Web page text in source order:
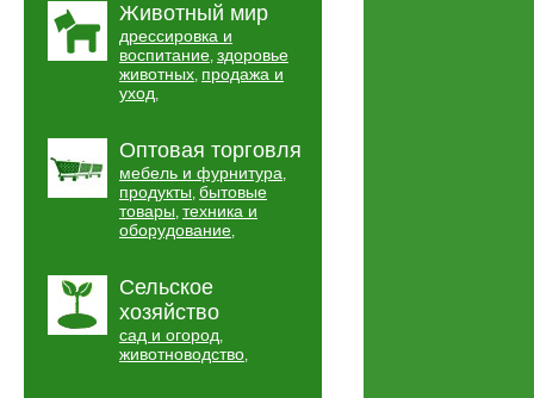
Животный мир
дрессировка и
воспитание, здоровье
животных, продажа и
уход,
Оптовая торговля
мебель и фурнитура,
продукты, бытовые
товары, техника и
оборудование,
Сельское
хозяйство
сад и огород,
животноводство,